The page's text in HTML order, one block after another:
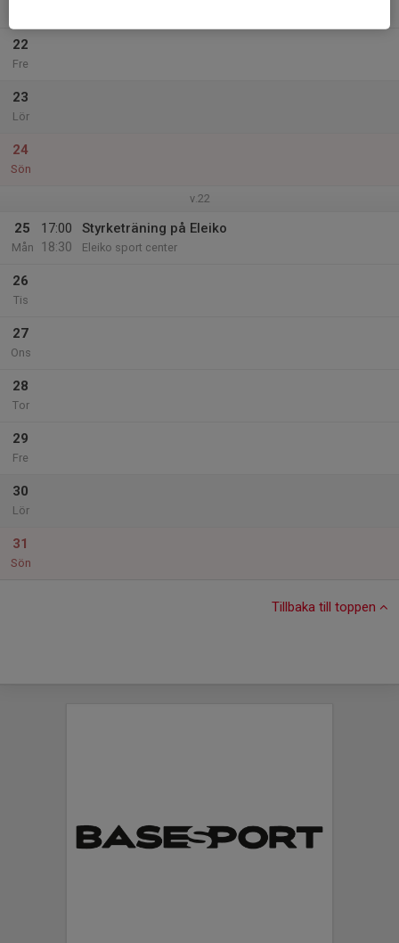
22
Fre
23
Lör
24
Sön
v.22
25
Mån
17:00
18:30
Styrketräning på Eleiko
Eleiko sport center
26
Tis
27
Ons
28
Tor
29
Fre
30
Lör
31
Sön
Tillbaka till toppen